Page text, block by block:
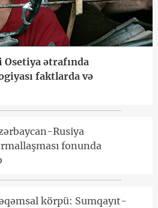
Osetiya ətrafında
faktlarda və
Rusiya
fonunda
körpü: Sumqayıt-